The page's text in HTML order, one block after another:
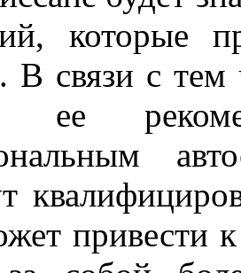
которые
В связи с тем
ее
привести